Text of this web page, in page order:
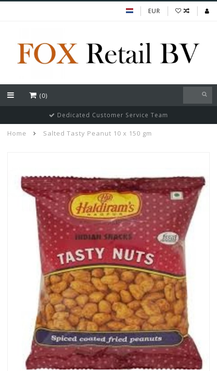
EUR
(0)
Dedicated Customer Service Team
Home Salted Tasty Peanut 10 x 150 gm